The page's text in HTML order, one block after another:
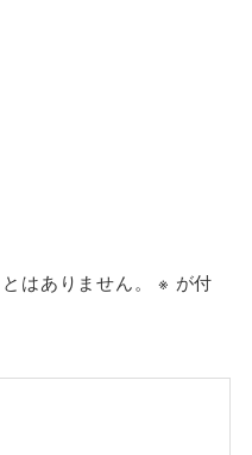
はありません。 ※ が付